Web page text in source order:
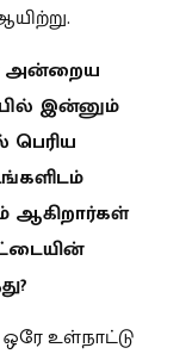
அன்றைய
இன்னும்
பெரிய
ஆகிறார்கள்
உள்நாட்டு